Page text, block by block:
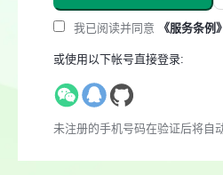
我已阅读并同意 《服务条例》
或使用以下帐号直接登录:
未注册的手机号码在验证后将自